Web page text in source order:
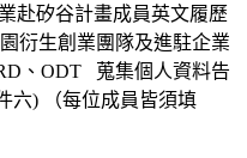
赴矽谷計畫成員英文履歷
衍生創業團隊及進駐企業
、ODT 蒐集個人資料告
六) （每位成員皆須填